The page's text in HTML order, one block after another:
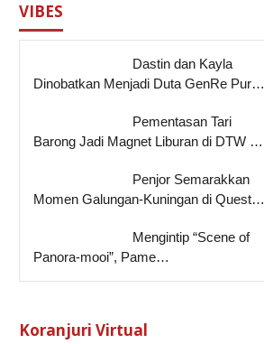
VIBES
Dastin dan Kayla
Dinobatkan Menjadi Duta GenRe Pur…
Pementasan Tari
Barong Jadi Magnet Liburan di DTW …
Penjor Semarakkan
Momen Galungan-Kuningan di Quest…
Mengintip “Scene of
Panora-mooi”, Pame…
Koranjuri Virtual